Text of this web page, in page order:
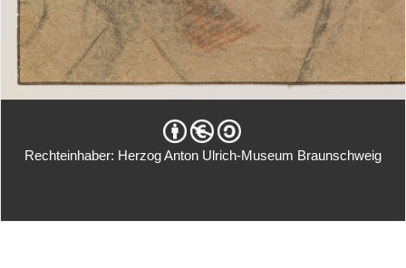
Rechteinhaber: Herzog Anton Ulrich-Museum Braunschweig